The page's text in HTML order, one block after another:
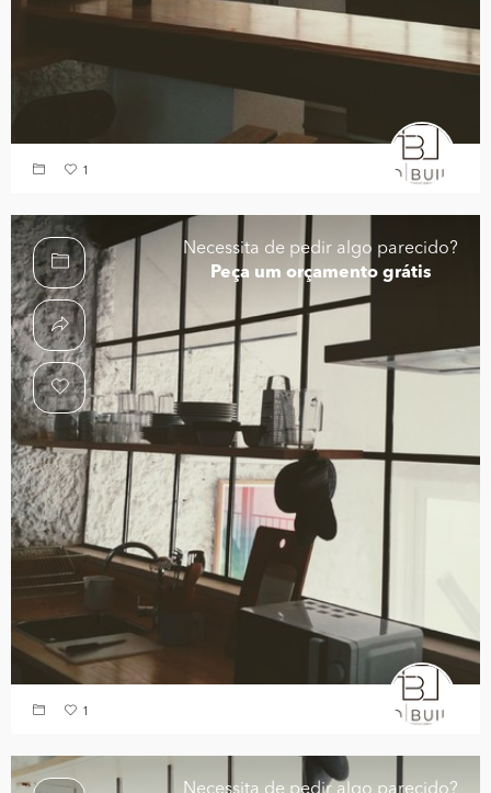
1
Necessita de pedir algo parecido?
Peça um orçamento grátis
1